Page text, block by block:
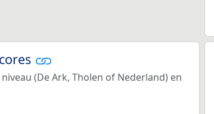
(De Ark, Tholen of Nederland) en